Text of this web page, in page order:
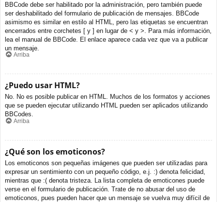
BBCode debe ser habilitado por la administración, pero también puede
ser deshabilitado del formulario de publicación de mensajes. BBCode
asimismo es similar en estilo al HTML, pero las etiquetas se encuentran
encerrados entre corchetes [ y ] en lugar de < y >. Para más información,
lea el manual de BBCode. El enlace aparece cada vez que va a publicar
un mensaje.
Arriba
¿Puedo usar HTML?
No. No es posible publicar en HTML. Muchos de los formatos y acciones
que se pueden ejecutar utilizando HTML pueden ser aplicados utilizando
BBCodes.
Arriba
¿Qué son los emoticonos?
Los emoticonos son pequeñas imágenes que pueden ser utilizadas para
expresar un sentimiento con un pequeño código, e.j. :) denota felicidad,
mientras que :( denota tristeza. La lista completa de emoticones puede
verse en el formulario de publicación. Trate de no abusar del uso de
emoticonos, pues pueden hacer que un mensaje se vuelva muy difícil de